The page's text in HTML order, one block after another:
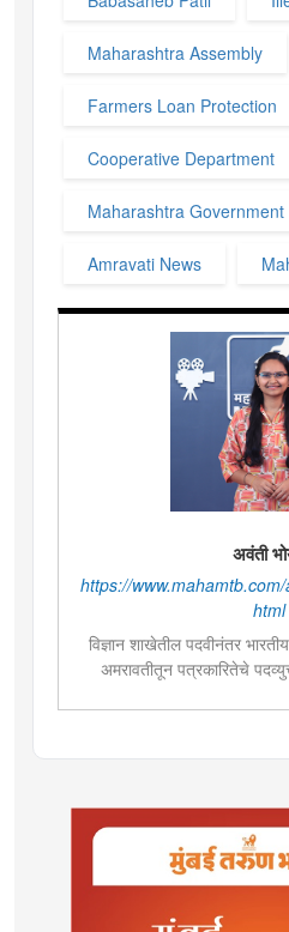
Maharashtra Assembly
Farmers Loan Protection
Cooperative Department
Maharashtra Government
Amravati News
अवंती
https://
html
विज्ञान शाखेतील पदवीनंतर
अमरावतीतून पत्रकारितेचे
राजकारण या विषयात विशेष रस.